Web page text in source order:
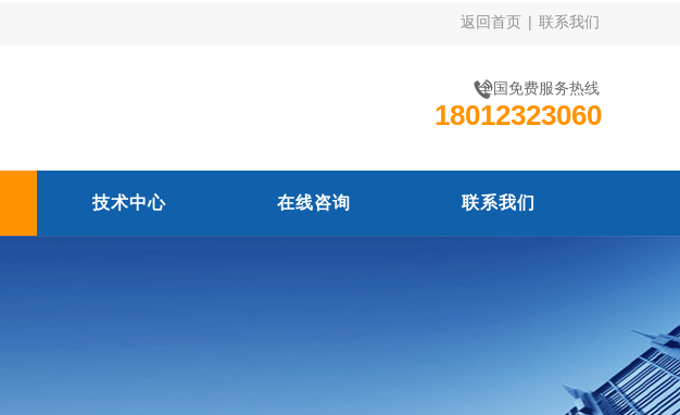
返回首页 | 联系我们
全国免费服务热线
18012323060
技术中心 在线咨询 联系我们